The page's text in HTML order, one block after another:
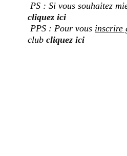
PS : Si vous souhaitez
cliquez ici
PPS : Pour vous inscrire
club cliquez ici